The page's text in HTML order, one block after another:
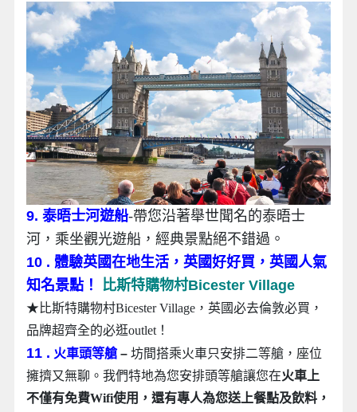
9. 泰晤士河遊船-帶您沿著舉世聞名的泰晤士
河，乘坐觀光遊船，經典景點絕不錯過。
10 . 體驗英國在地生活，英國好好買，英國人氣
知名景點！
比斯特購物村Bicester Village
★比斯特購物村Bicester Village，英國必去倫敦必買，
品牌超齊全的必逛outlet！
11 . 火車頭等艙–坊間搭乘火車只安排二等艙，座位
擁擠又無聊。我們特地為您安排頭等艙讓您在火車上
不僅有免費Wifi使用，還有專人為您送上餐點及飲料，